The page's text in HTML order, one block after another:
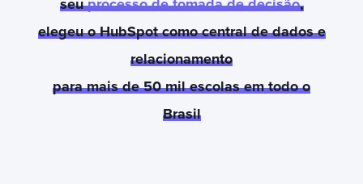
seuprocesso de tomada de decisão,
elegeu o HubSpot como central de dados e
relacionamento
para mais de 50 mil escolas em todo o
Brasil